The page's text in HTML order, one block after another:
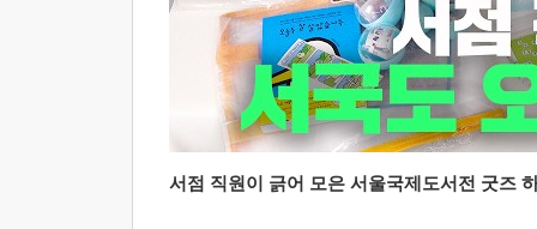
서점 직원이 긁어 모은 서울국제도서전 굿즈